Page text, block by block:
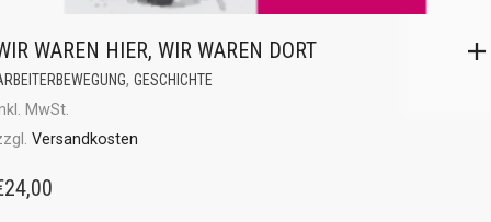
WAREN HIER, WIR WAREN DORT
, GESCHICHTE
MwSt.
Versandkosten
24,00